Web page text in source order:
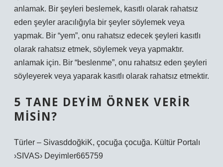
anlamak. Bir şeyleri beslemek, kasıtlı olarak rahatsız
eden şeyler aracılığıyla bir şeyler söylemek veya
yapmak. Bir “yem”, onu rahatsız edecek şeyleri kasıtlı
olarak rahatsız etmek, söylemek veya yapmaktır.
anlamak için. Bir “beslenme”, onu rahatsız eden şeyleri
söyleyerek veya yaparak kasıtlı olarak rahatsız etmektir.
5 TANE DEYIM ÖRNEK VERIR
MISIN?
Türler – SivasddoğkiK, çocuğa çocuğa. Kültür Portalı
›SIVAS› Deyimler665759